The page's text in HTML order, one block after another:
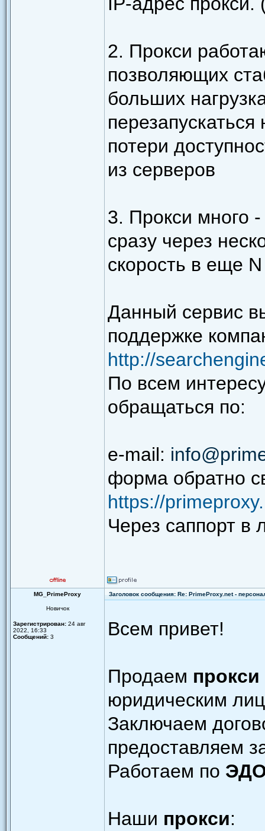
2. Прокси
позволяющих
больших
потери
из серверов
3. Прокси много
сразу через
скорость в еще
Данный сервис
поддержке
http://
По всем
обращаться по:
e-mail:
форма обратно
https://
Через саппорт в
MG_PrimeProxy Заголовок сообщения: Re: PrimeProxy.net -
Новичок
Зарегистрирован: 24 авг
2022, 16:33
Сообщений: 3 Всем привет!
Продаем прокси
юридическим
Заключаем
предоставляем
Работаем по
Наши прокси: